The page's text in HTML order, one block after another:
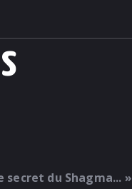
du Shagma... »